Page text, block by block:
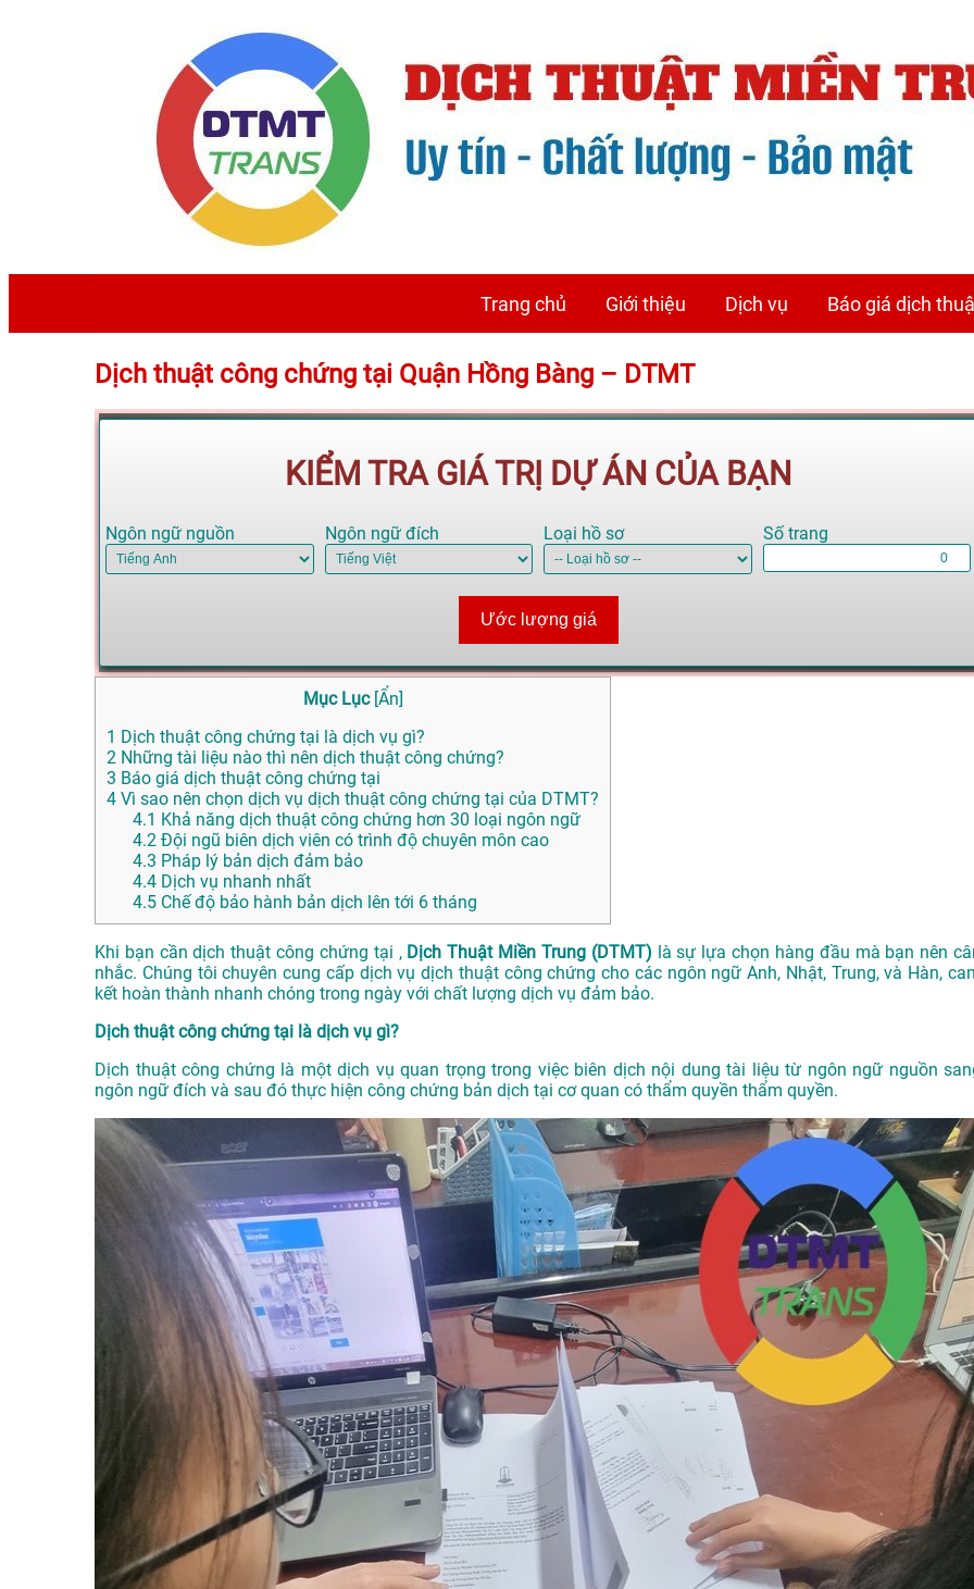
Trang chủ Giới thiệu Dịch vụ Báo giá dịch
Dịch thuật công chứng tại Quận Hồng Bàng – DTMT
KIỂM TRA GIÁ TRỊ DỰ ÁN CỦA BẠN
Ngôn ngữ nguồn Ngôn ngữ đích Loại hồ sơ Số trang
Ước lượng giá
Mục Lục [Ẩn]
1 Dịch thuật công chứng tại là dịch vụ gì?
2 Những tài liệu nào thì nên dịch thuật công chứng?
3 Báo giá dịch thuật công chứng tại
4 Vì sao nên chọn dịch vụ dịch thuật công chứng tại của DTMT?
4.1 Khả năng dịch thuật công chứng hơn 30 loại ngôn ngữ
4.2 Đội ngũ biên dịch viên có trình độ chuyên môn cao
4.3 Pháp lý bản dịch đảm bảo
4.4 Dịch vụ nhanh nhất
4.5 Chế độ bảo hành bản dịch lên tới 6 tháng
Khi bạn cần dịch thuật công chứng tại , Dịch Thuật Miền Trung (DTMT) là sự lựa chọn hàng đầu mà bạn nên
nhắc. Chúng tôi chuyên cung cấp dịch vụ dịch thuật công chứng cho các ngôn ngữ Anh, Nhật, Trung, và Hàn,
kết hoàn thành nhanh chóng trong ngày với chất lượng dịch vụ đảm bảo.
Dịch thuật công chứng tại là dịch vụ gì?
Dịch thuật công chứng là một dịch vụ quan trọng trong việc biên dịch nội dung tài liệu từ ngôn ngữ nguồn
ngôn ngữ đích và sau đó thực hiện công chứng bản dịch tại cơ quan có thẩm quyền thẩm quyền.